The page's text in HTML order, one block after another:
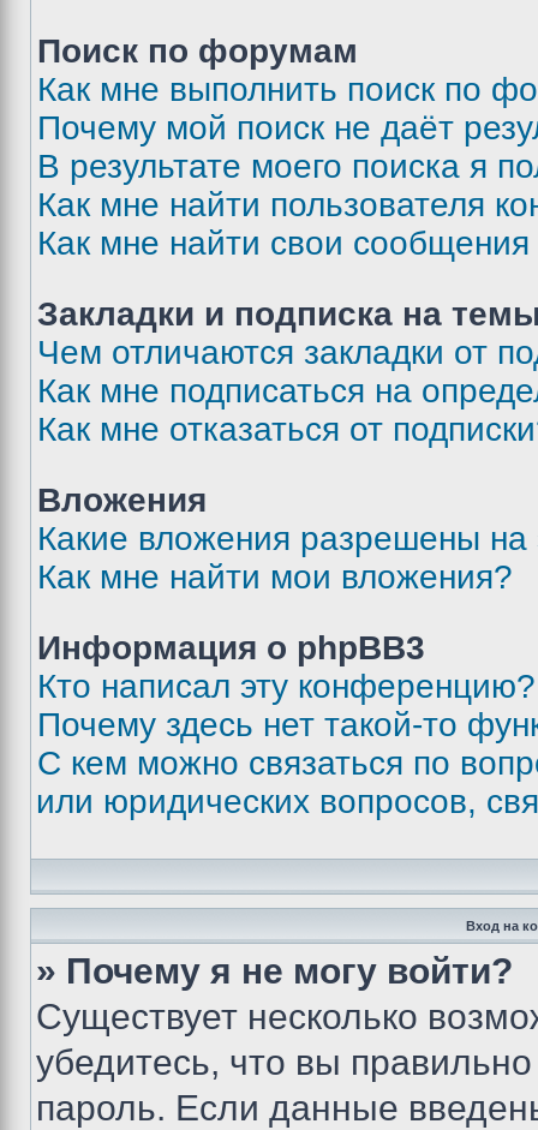
Поиск по форумам
Как мне выполнить поиск по
Почему мой поиск не даёт
В результате моего поиска я
Как мне найти пользователя
Как мне найти свои
Закладки и подписка на
Чем отличаются закладки от
Как мне подписаться на
Как мне отказаться от
Вложения
Какие вложения разрешены
Как мне найти мои вложения?
Информация о phpBB3
Кто написал эту конференцию?
Почему здесь нет такой-то
С кем можно связаться по
или юридических вопросов,
Вход на
» Почему я не могу войти?
Существует несколько
убедитесь, что вы
пароль. Если данные